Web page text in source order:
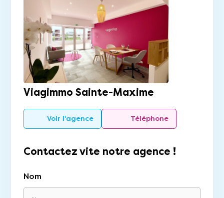
Viagimmo Sainte-Maxime
Voir l'agence Téléphone
Contactez vite notre agence !
Nom